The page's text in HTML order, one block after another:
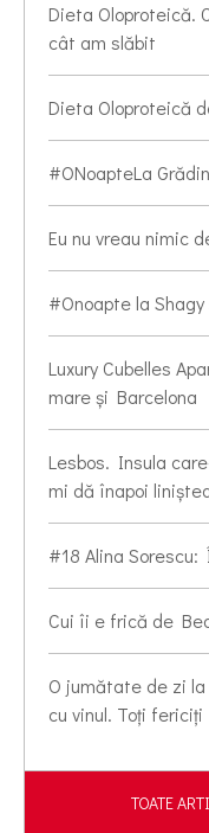
Dieta Oloproteică.
cât am slăbit
Dieta Oloproteică
#ONoapteLa
Eu nu vreau nimic
#Onoapte la
Luxury Cubelles
mare și Barcelona
Lesbos. Insula
mi dă înapoi
#18 Alina
Cui îi e frică de
O jumătate de zi
cu vinul. Toți fericiți
TOATE